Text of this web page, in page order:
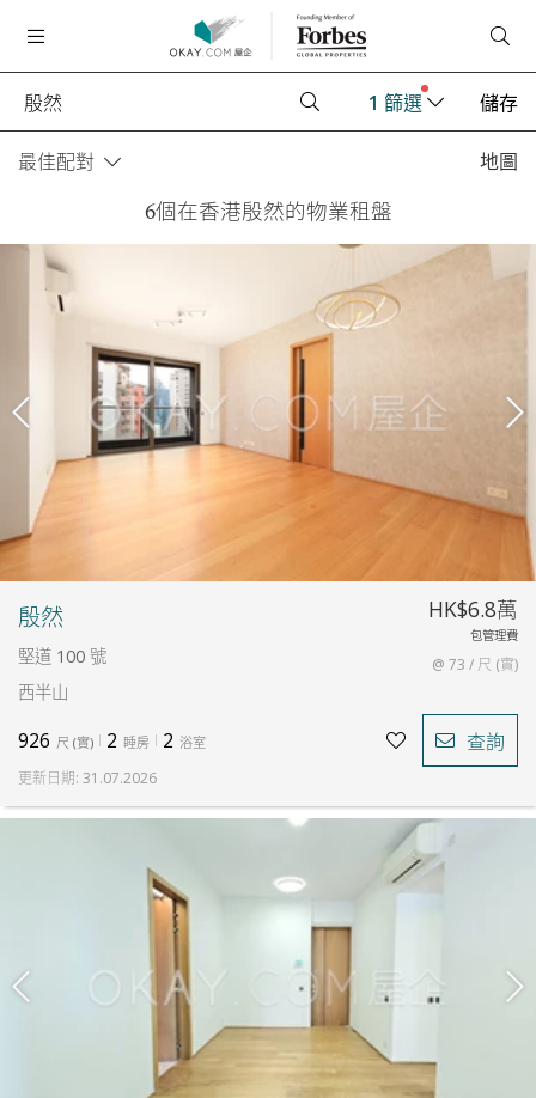
1 篩選 儲存
最佳配對 地圖
6個在香港殷然的物業租盤
殷然
堅道 100 號
西半山
HK$6.8萬
包管理費
@ 73 / 尺 (實)
926 尺 (實) 2 睡房 2 浴室 查詢
更新日期: 31.07.2026